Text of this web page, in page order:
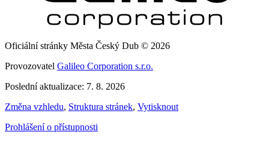
Oficiální stránky Města Český Dub © 2026
Provozovatel Galileo Corporation s.r.o.
Poslední aktualizace: 7. 8. 2026
Změna vzhledu, Struktura stránek, Vytisknout
Prohlášení o přístupnosti